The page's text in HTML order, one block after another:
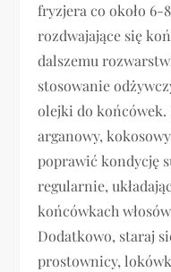
fryzjera co około 6-
rozdwajające się
dalszemu
stosowanie
olejki do
arganowy,
poprawić kondycję
regularnie,
końcówkach
Dodatkowo, staraj
prostownicy,